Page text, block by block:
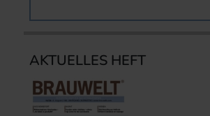
AKTUELLES HEFT